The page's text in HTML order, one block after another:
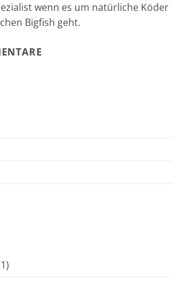
wenn es um natürliche Köder
Bigfish geht.